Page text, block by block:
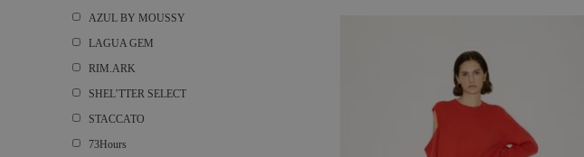
AZUL BY MOUSSY
LAGUA GEM
RIM.ARK
SHEL’TTER SELECT
STACCATO
73Hours